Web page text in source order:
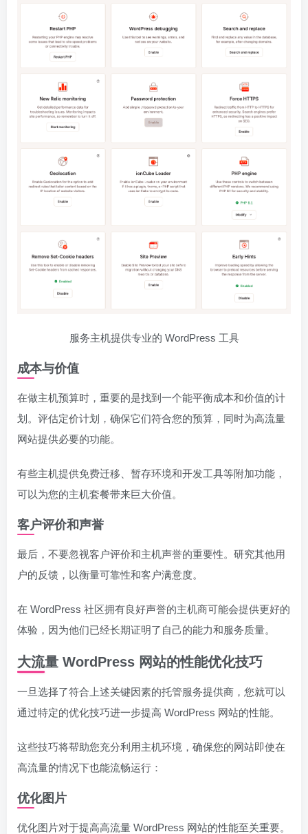
服务主机提供专业的 WordPress 工具
成本与价值
在做主机预算时，重要的是找到一个能平衡成本和价值的计
划。评估定价计划，确保它们符合您的预算，同时为高流量
网站提供必要的功能。
有些主机提供免费迁移、暂存环境和开发工具等附加功能，
可以为您的主机套餐带来巨大价值。
客户评价和声誉
最后，不要忽视客户评价和主机声誉的重要性。研究其他用
户的反馈，以衡量可靠性和客户满意度。
在 WordPress 社区拥有良好声誉的主机商可能会提供更好的
体验，因为他们已经长期证明了自己的能力和服务质量。
大流量 WordPress 网站的性能优化技巧
一旦选择了符合上述关键因素的托管服务提供商，您就可以
通过特定的优化技巧进一步提高 WordPress 网站的性能。
这些技巧将帮助您充分利用主机环境，确保您的网站即使在
高流量的情况下也能流畅运行：
优化图片
优化图片对于提高高流量 WordPress 网站的性能至关重要。